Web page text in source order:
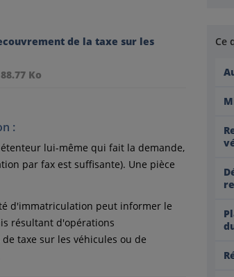
de la taxe sur les
Ko
:
lui-même qui fait la demande,
par fax est suffisante). Une pièce
d'immatriculation peut informer le
résultant d'opérations
taxe sur les véhicules ou de
Ce